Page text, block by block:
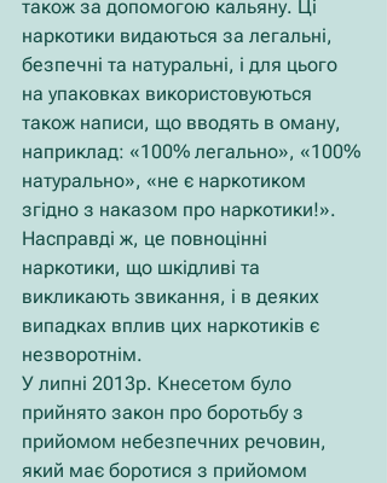
також за допомогою кальяну. Ці
наркотики видаються за легальні,
безпечні та натуральні, і для цього
на упаковках використовуються
також написи, що вводять в оману,
наприклад: «100% легально», «100%
натурально», «не є наркотиком
згідно з наказом про наркотики!».
Насправді ж, це повноцінні
наркотики, що шкідливі та
викликають звикання, і в деяких
випадках вплив цих наркотиків є
незворотнім.
У липні 2013р. Кнесетом було
прийнято закон про боротьбу з
прийомом небезпечних речовин,
який має боротися з прийомом